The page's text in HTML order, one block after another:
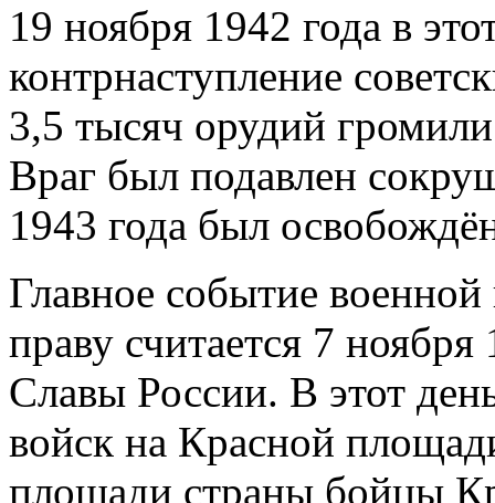
19 ноября 1942 года в
контрнаступление
3,5 тысяч орудий
Враг был подавлен
1943 года был
Главное событие
праву считается 7
Славы России. В этот
войск на Красной
площади страны бойцы